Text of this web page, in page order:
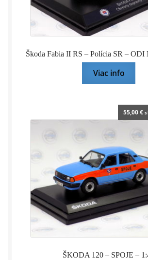
Škoda Fabia II RS – Polícia SR –
Viac info
ŠKODA 120 – SPOJE –
55,00€ s